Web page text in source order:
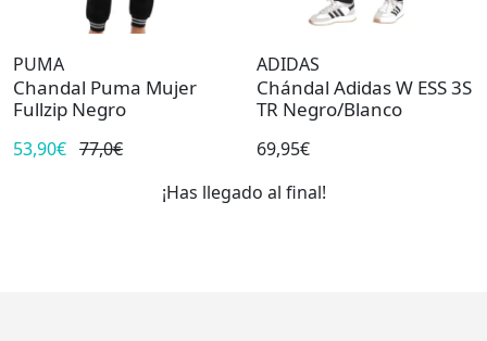
PUMA
Chandal Puma Mujer
Fullzip Negro
53,90€ 77,0€
ADIDAS
Chándal Adidas W ESS 3S
TR Negro/Blanco
69,95€
¡Has llegado al final!